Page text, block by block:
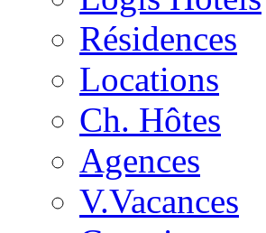
Résidences
Locations
Ch. Hôtes
Agences
V.Vacances